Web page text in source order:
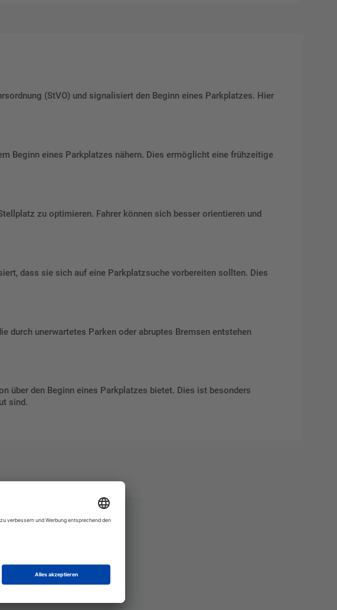
(StVO) und signalisiert den Beginn eines Parkplatzes. Hier
Beginn eines Parkplatzes nähern. Dies ermöglicht eine frühzeitige
zu optimieren. Fahrer können sich besser orientieren und
dass sie sich auf eine Parkplatzsuche vorbereiten sollten. Dies
durch unerwartetes Parken oder abruptes Bremsen entstehen
über den Beginn eines Parkplatzes bietet. Dies ist besonders
sind.